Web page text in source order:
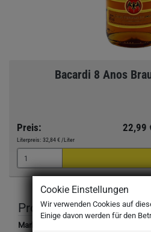
Bacardi 8 Anos
Preis: 22,99
Literpreis: 32,84 € /Liter
Produktbeschreibung
Marke:
Cookie Einstellungen
Wir verwenden Cookies auf
Einige davon werden für den